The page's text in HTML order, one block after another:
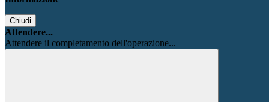
Chiudi
Attendere...
Attendere il completamento dell'operazione...